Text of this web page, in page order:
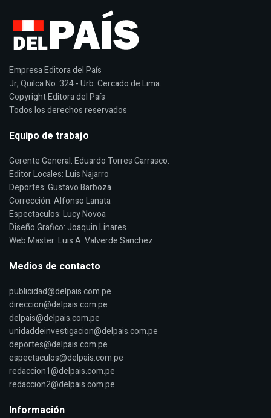
Empresa Editora del País
Jr, Quilca No. 324 - Urb. Cercado de Lima.
Copyright Editora del País
Todos los derechos reservados
Equipo de trabajo
Gerente General: Eduardo Torres Carrasco.
Editor Locales: Luis Najarro
Deportes: Gustavo Barboza
Corrección: Alfonso Lanata
Espectaculos: Lucy Novoa
Diseño Grafico: Joaquin Linares
Web Master: Luis A. Valverde Sanchez
Medios de contacto
publicidad@delpais.com.pe
direccion@delpais.com.pe
delpais@delpais.com.pe
unidaddeinvestigacion@delpais.com.pe
deportes@delpais.com.pe
espectaculos@delpais.com.pe
redaccion1@delpais.com.pe
redaccion2@delpais.com.pe
Información